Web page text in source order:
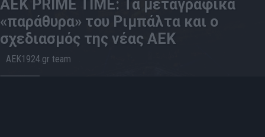
AEK PRIME TIME: Τα μεταγραφικά
«παράθυρα» του Ριμπάλτα και ο
σχεδιασμός της νέας ΑΕΚ
AEK1924.gr team